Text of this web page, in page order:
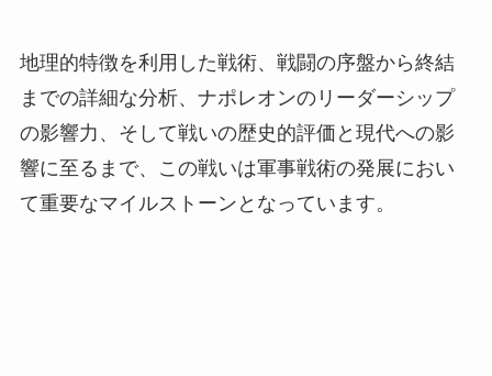
地理的特徴を利用した戦術、戦闘の序盤から終結
までの詳細な分析、ナポレオンのリーダーシップ
の影響力、そして戦いの歴史的評価と現代への影
響に至るまで、この戦いは軍事戦術の発展におい
て重要なマイルストーンとなっています。